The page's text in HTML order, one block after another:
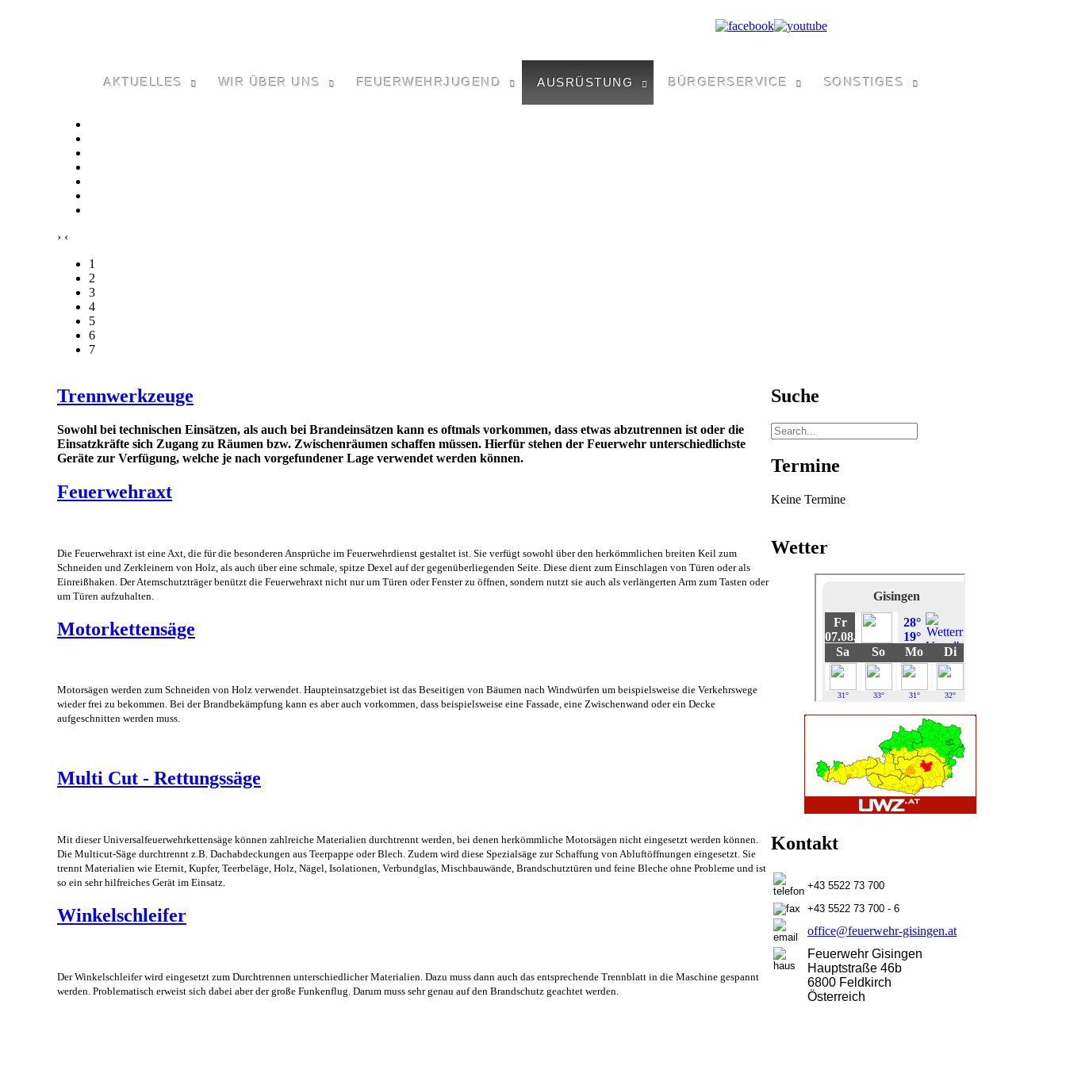
AKTUELLES WIR ÜBER UNS FEUERWEHRJUGEND AUSRÜSTUNG BÜRGERSERVICE SONSTIGES
› ‹
1
2
3
4
5
6
7
Trennwerkzeuge
Sowohl bei technischen Einsätzen, als auch bei Brandeinsätzen kann es oftmals vorkommen, dass etwas abzutrennen ist oder die
Einsatzkräfte sich Zugang zu Räumen bzw. Zwischenräumen schaffen müssen. Hierfür stehen der Feuerwehr unterschiedlichste
Geräte zur Verfügung, welche je nach vorgefundener Lage verwendet werden können.
Feuerwehraxt
Die Feuerwehraxt ist eine Axt, die für die besonderen Ansprüche im Feuerwehrdienst gestaltet ist. Sie verfügt sowohl über den herkömmlichen breiten Keil zum
Schneiden und Zerkleinern von Holz, als auch über eine schmale, spitze Dexel auf der gegenüberliegenden Seite. Diese dient zum Einschlagen von Türen oder als
Einreißhaken. Der Atemschutzträger benützt die Feuerwehraxt nicht nur um Türen oder Fenster zu öffnen, sondern nutzt sie auch als verlängerten Arm zum Tasten oder
um Türen aufzuhalten.
Motorkettensäge
Motorsägen werden zum Schneiden von Holz verwendet. Haupteinsatzgebiet ist das Beseitigen von Bäumen nach Windwürfen um beispielsweise die Verkehrswege
wieder frei zu bekommen. Bei der Brandbekämpfung kann es aber auch vorkommen, dass beispielsweise eine Fassade, eine Zwischenwand oder ein Decke
aufgeschnitten werden muss.
Multi Cut - Rettungssäge
Mit dieser Universalfeuerwehrkettensäge können zahlreiche Materialien durchtrennt werden, bei denen herkömmliche Motorsägen nicht eingesetzt werden können.
Die Multicut-Säge durchtrennt z.B. Dachabdeckungen aus Teerpappe oder Blech. Zudem wird diese Spezialsäge zur Schaffung von Abluftöffnungen eingesetzt. Sie
trennt Materialien wie Eternit, Kupfer, Teerbeläge, Holz, Nägel, Isolationen, Verbundglas, Mischbauwände, Brandschutztüren und feine Bleche ohne Probleme und ist
so ein sehr hilfreiches Gerät im Einsatz.
Winkelschleifer
Der Winkelschleifer wird eingesetzt zum Durchtrennen unterschiedlicher Materialien. Dazu muss dann auch das entsprechende Trennblatt in die Maschine gespannt
werden. Problematisch erweist sich dabei aber der große Funkenflug. Darum muss sehr genau auf den Brandschutz geachtet werden.
Suche
Termine
Keine Termine
Wetter
Kontakt
+43 5522 73 700
+43 5522 73 700 - 6
office@feuerwehr-gisingen.at
Feuerwehr Gisingen
Hauptstraße 46b
6800 Feldkirch
Österreich